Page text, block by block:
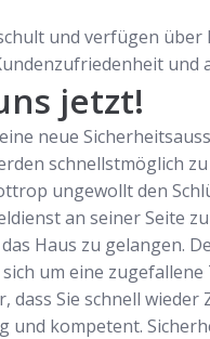
und verfügen
jetzt!
neue
schnellstmöglich
ungewollt den
an seiner Seite
Haus zu gelangen.
um eine
Sie schnell
und kompetent.